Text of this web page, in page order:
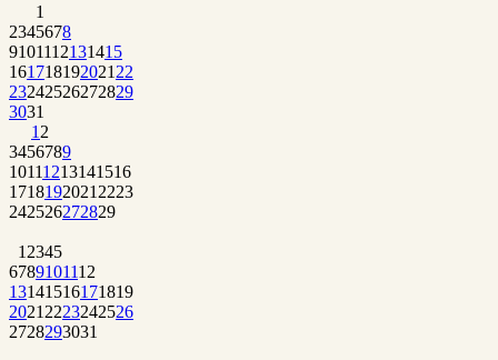
1
2345678
9101112131415
161718192021 22
23242526272829
3031
1 2
3456789
10111213141516
1718192021 2223
242526272829
1 2345
6789101112
13141516171819
2021 2223242526
2728293031